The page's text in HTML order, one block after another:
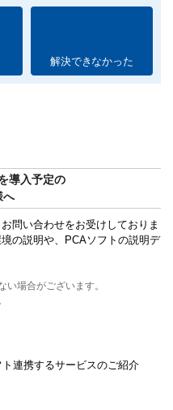
解決できなかった
導入予定の
へ
問い合わせをお受けしておりま
の説明や、PCAソフトの説明デ
場合がございます。
連携するサービスのご紹介